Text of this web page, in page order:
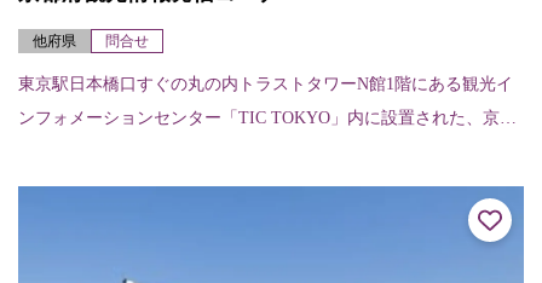
他府県 問合せ
東京駅日本橋口すぐの丸の内トラストタワーN館1階にある観光イ
ンフォメーションセンター「TIC TOKYO」内に設置された、京都
が常駐し、...